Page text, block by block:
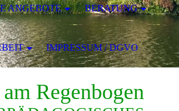
Regenbogen
ANGEBOTE BERATUNG
IMPRESSUM / DGVO